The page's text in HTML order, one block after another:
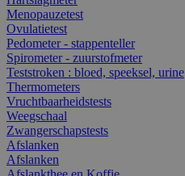
Menopauzetest
Ovulatietest
Pedometer - stappenteller
Spirometer - zuurstofmeter
Teststroken : bloed, speeksel, urine
Thermometers
Vruchtbaarheidstests
Weegschaal
Zwangerschapstests
Afslanken
Afslanken